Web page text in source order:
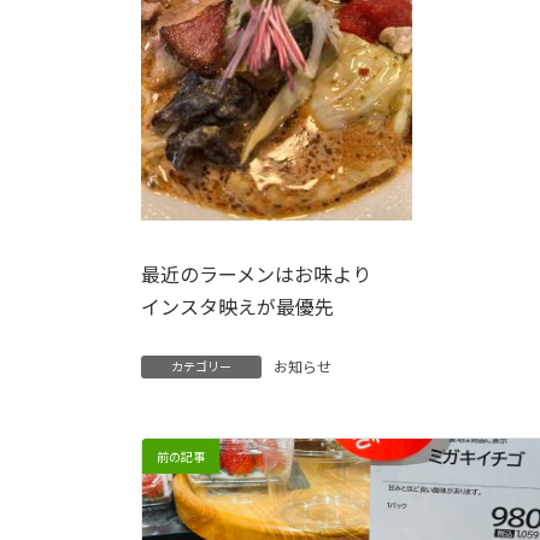
最近のラーメンはお味より
インスタ映えが最優先
カテゴリー お知らせ
前の記事